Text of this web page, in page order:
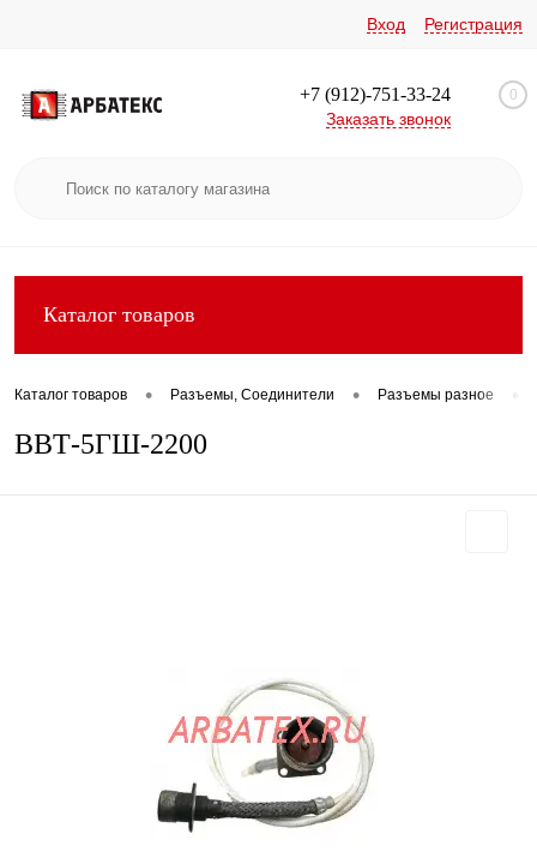
Вход Регистрация
+7 (912)-751-33-24
Заказать звонок
0
Каталог товаров
Каталог товаров • Разъемы, Соединители • Разъемы разное
ВВТ-5ГШ-2200